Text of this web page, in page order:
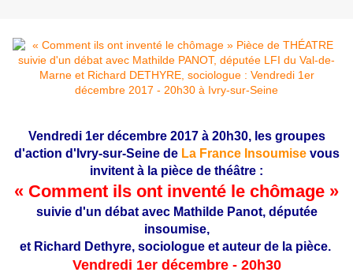
Vendredi 1er décembre 2017 à 20h30, les groupes
d'action d'Ivry-sur-Seine de La France Insoumisevous
invitent à la pièce de théâtre :
« Comment ils ont inventé le chômage »
suivie d'un débat avec Mathilde Panot, députée
insoumise,
et Richard Dethyre, sociologue et auteur de la pièce.
Vendredi 1er décembre - 20h30